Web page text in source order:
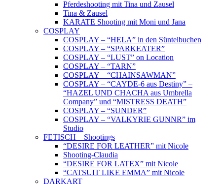
Pferdeshooting mit Tina und Zausel
Tina & Zausel
KARATE Shooting mit Moni und Jana
COSPLAY
COSPLAY – “HELA” in den Süntelbuchen
COSPLAY – “SPARKEATER”
COSPLAY – “LUST” on Location
COSPLAY – “TARN”
COSPLAY – “CHAINSAWMAN”
COSPLAY – “CAYDE-6 aus Destiny” –
“HAZEL UND CHACHA aus Umbrella
Company” und “MISTRESS DEATH”
COSPLAY – “SUNDER”
COSPLAY – “VALKYRIE GUNNR” im
Studio
FETISCH – Shootings
“DESIRE FOR LEATHER” mit Nicole
Shooting-Claudia
“DESIRE FOR LATEX” mit Nicole
“CATSUIT LIKE EMMA” mit Nicole
DARKART